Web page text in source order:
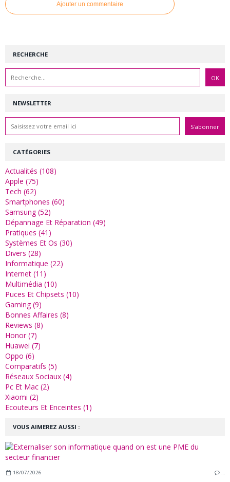
Ajouter un commentaire
NEWSLETTER
RECHERCHE
VOUS AIMEREZ AUSSI :
18/07/2026 …
CATÉGORIES
Actualités (108)
Apple (75)
Tech (62)
Smartphones (60)
Samsung (52)
Dépannage Et Réparation (49)
Pratiques (41)
Systèmes Et Os (30)
Divers (28)
Informatique (22)
Internet (11)
Multimédia (10)
Puces Et Chipsets (10)
Gaming (9)
Bonnes Affaires (8)
Reviews (8)
Honor (7)
Huawei (7)
Oppo (6)
Comparatifs (5)
Réseaux Sociaux (4)
Pc Et Mac (2)
Xiaomi (2)
Ecouteurs Et Enceintes (1)